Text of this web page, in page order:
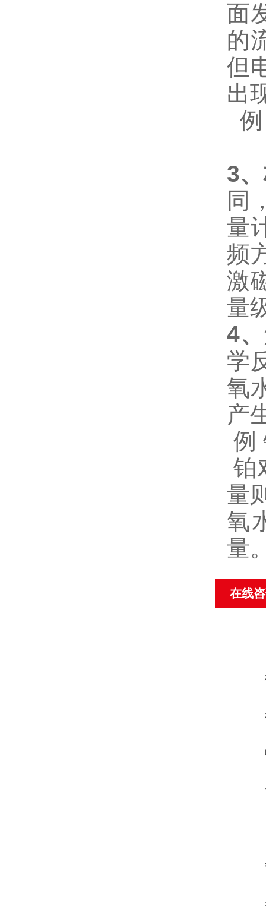
面
的
但
出
3
同
量
频
激
量
4
学
氧
产
例
铂
量
氧
量
在线